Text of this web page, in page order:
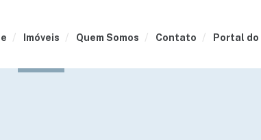
Imóveis Quem Somos Contato Portal